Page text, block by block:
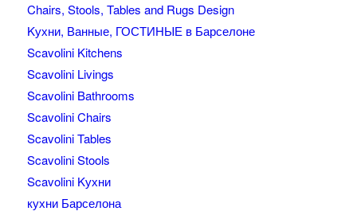
Chairs, Stools, Tables and Rugs Design
Kухни, Ванные, ГОСТИНЫЕ в Барселоне
Scavolini Kitchens
Scavolini Livings
Scavolini Bathrooms
Scavolini Chairs
Scavolini Tables
Scavolini Stools
Scavolini Kухни
кухни Барселона